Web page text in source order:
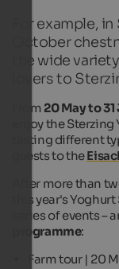
For example,
October
the wide
lovers to
From 20 Mayto
enjoy the
tasting different
guests to the
After more than
this year's
series of events
programme:
Farm tour | 20